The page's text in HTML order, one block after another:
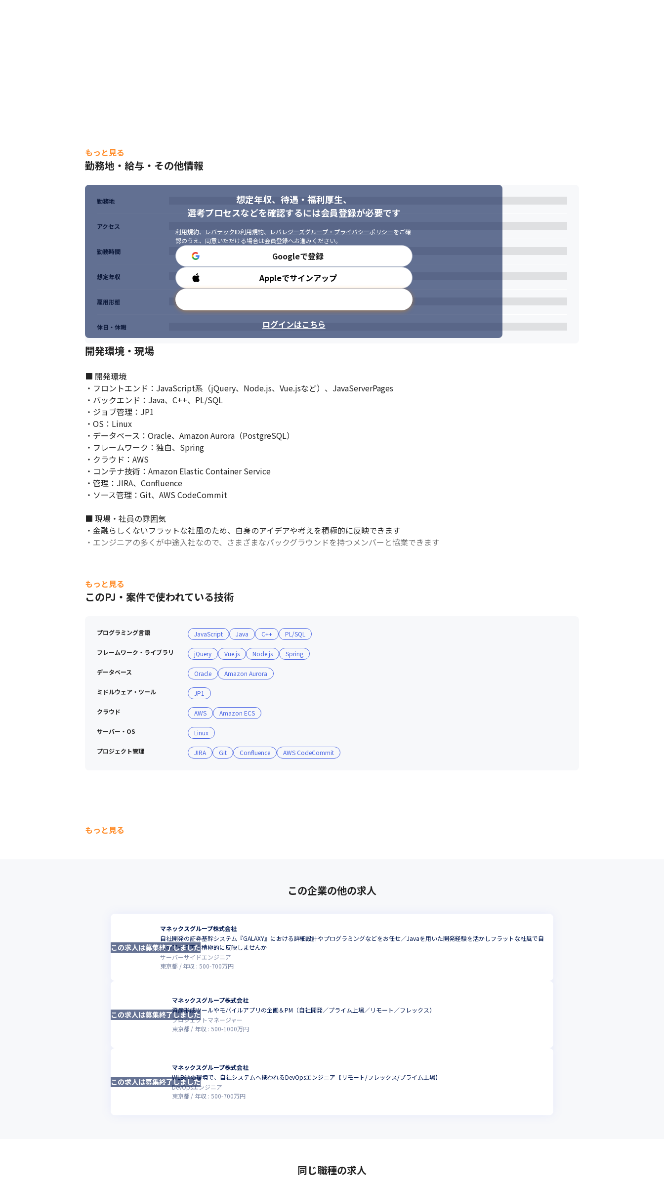
もっと見る
勤務地・給与・その他情報
想定年収、待遇・福利厚生、
選考プロセスなどを確認するには会員登録が必要です
利用規約、 レバテックID利用規約、 レバレジーズグループ・プライバシーポリシーをご確
認のうえ、同意いただける場合は会員登録へお進みください。
Googleで登録
Appleでサインアップ
ログインはこちら
勤務地
アクセス
勤務時間
想定年収
雇用形態
休日・休暇
開発環境・現場
■ 開発環境
・フロントエンド：JavaScript系（jQuery、Node.js、Vue.jsなど）、JavaServerPages
・バックエンド：Java、C++、PL/SQL
・ジョブ管理：JP1
・OS：Linux
・データベース：Oracle、Amazon Aurora（PostgreSQL）
・フレームワーク：独自、Spring
・クラウド：AWS
・コンテナ技術：Amazon Elastic Container Service
・管理：JIRA、Confluence
・ソース管理：Git、AWS CodeCommit
■ 現場・社員の雰囲気
・金融らしくないフラットな社風のため、自身のアイデアや考えを積極的に反映できます
・エンジニアの多くが中途入社なので、さまざまなバックグラウンドを持つメンバーと協業できます
もっと見る
このPJ・案件で使われている技術
プログラミング言語 JavaScript Java C++ PL/SQL
フレームワーク・ライブラリ jQuery Vue.js Node.js Spring
データベース Oracle Amazon Aurora
ミドルウェア・ツール JP1
クラウド AWS Amazon ECS
サーバー・OS Linux
プロジェクト管理 JIRA Git Confluence AWS CodeCommit
もっと見る
この企業の他の求人
マネックスグループ株式会社
自社開発の証券基幹システム『GALAXY』における詳細設計やプログラミングなどをお任せ／Javaを用いた開発経験を活かしフラットな社風で自
身のアイデアを積極的に反映しませんか
サーバーサイドエンジニア
東京都
年収 :500-700万円
この求人は募集終了しました
マネックスグループ株式会社
資産形成ツールやモバイルアプリの企画＆PM（自社開発／プライム上場／リモート／フレックス）
プロジェクトマネージャー
東京都
年収 : 500-1000万円
この求人は募集終了しました
マネックスグループ株式会社
WLB◎の環境で、自社システムへ携われるDevOpsエンジニア【リモート/フレックス/プライム上場】
DevOpsエンジニア
東京都
年収 : 500-700万円
この求人は募集終了しました
同じ職種の求人